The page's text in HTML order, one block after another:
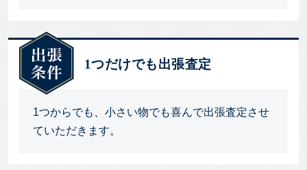
1つだけでも出張査定
1つからでも、小さい物でも喜んで出張査定させ
ていただきます。